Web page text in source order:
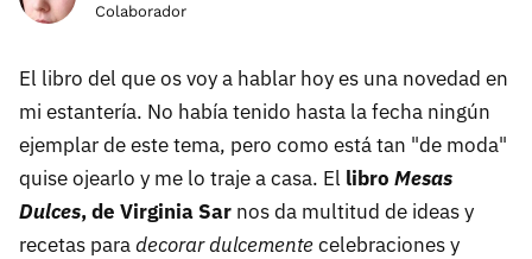
Colaborador
El libro del que os voy a hablar hoy es una novedad en
mi estantería. No había tenido hasta la fecha ningún
ejemplar de este tema, pero como está tan "de moda"
quise ojearlo y me lo traje a casa. El libro Mesas
Dulces, de Virginia Sar nos da multitud de ideas y
recetas paradecorar dulcementecelebraciones y